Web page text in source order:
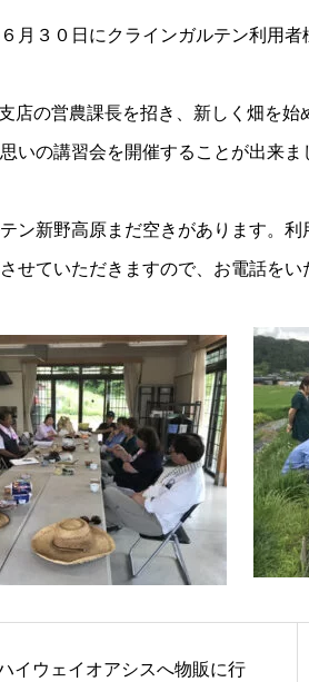
月３０日にクラインガルテン利用
店の営農課長を招き、新しく畑を
いの講習会を開催することが出来ま
ン新野高原まだ空きがあります。
せていただきますので、お電話をい
イウェイオアシスへ物販に行